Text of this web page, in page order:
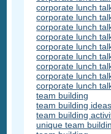
corporate lunch
corporate lunch
corporate lunch
corporate lunch
corporate lunch
corporate lunch
corporate lunch
corporate lunch
corporate lunch
team building
team building ideas
team building
unique team